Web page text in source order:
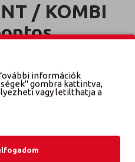
/ KOMBI
információk
gombra kattintva,
vagy letilthatja a